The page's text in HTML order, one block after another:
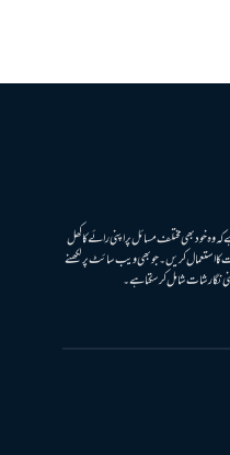
وہ خود بھی مختلف مسائل پر اپنی رائے کا کھل
استعمال کریں۔ جو بھی ویب سائٹ پر لکھنے
نگارشات شامل کرسکتا ہے۔